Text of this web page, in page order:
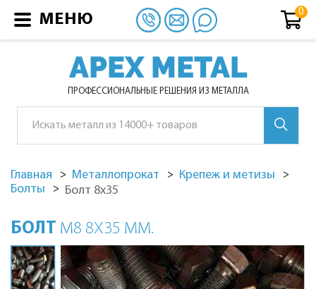
APEX METAL
ПРОФЕССИОНАЛЬНЫЕ РЕШЕНИЯ ИЗ МЕТАЛЛА
Главная Металлопрокат
Крепеж и метизы
Болты
Болт 8х35
БОЛТ М8 8Х35 ММ.
МЕНЮ